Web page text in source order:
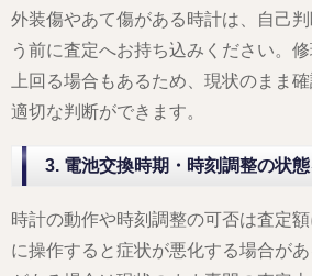
外装傷やあて傷がある時計は、自己
う前に査定へお持ち込みください。
上回る場合もあるため、現状のまま
適切な判断ができます。
3. 電池交換時期・時刻調整の状
時計の動作や時刻調整の可否は査定
に操作すると症状が悪化する場合が